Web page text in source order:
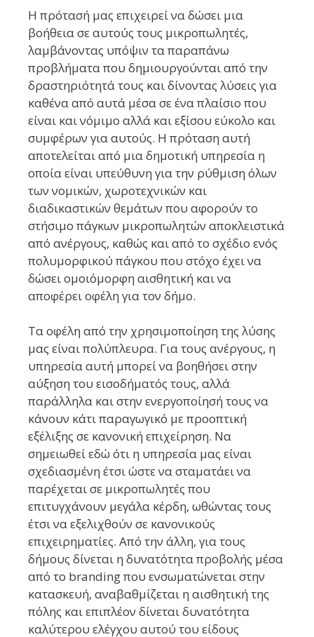
Η πρότασή μας επιχειρεί να δώσει μια
βοήθεια σε αυτούς τους μικροπωλητές,
λαμβάνοντας υπόψιν τα παραπάνω
προβλήματα που δημιουργούνται από την
δραστηριότητά τους και δίνοντας λύσεις για
καθένα από αυτά μέσα σε ένα πλαίσιο που
είναι και νόμιμο αλλά και εξίσου εύκολο και
συμφέρων για αυτούς. Η πρόταση αυτή
αποτελείται από μια δημοτική υπηρεσία η
οποία είναι υπεύθυνη για την ρύθμιση όλων
των νομικών, χωροτεχνικών και
διαδικαστικών θεμάτων που αφορούν το
στήσιμο πάγκων μικροπωλητών αποκλειστικά
από ανέργους, καθώς και από το σχέδιο ενός
πολυμορφικού πάγκου που στόχο έχει να
δώσει ομοιόμορφη αισθητική και να
αποφέρει οφέλη για τον δήμο.
Τα οφέλη από την χρησιμοποίηση της λύσης
μας είναι πολύπλευρα. Για τους ανέργους, η
υπηρεσία αυτή μπορεί να βοηθήσει στην
αύξηση του εισοδήματός τους, αλλά
παράλληλα και στην ενεργοποίησή τους να
κάνουν κάτι παραγωγικό με προοπτική
εξέλιξης σε κανονική επιχείρηση. Να
σημειωθεί εδώ ότι η υπηρεσία μας είναι
σχεδιασμένη έτσι ώστε να σταματάει να
παρέχεται σε μικροπωλητές που
επιτυγχάνουν μεγάλα κέρδη, ωθώντας τους
έτσι να εξελιχθούν σε κανονικούς
επιχειρηματίες. Από την άλλη, για τους
δήμους δίνεται η δυνατότητα προβολής μέσα
από το branding που ενσωματώνεται στην
κατασκευή, αναβαθμίζεται η αισθητική της
πόλης και επιπλέον δίνεται δυνατότητα
καλύτερου ελέγχου αυτού του είδους